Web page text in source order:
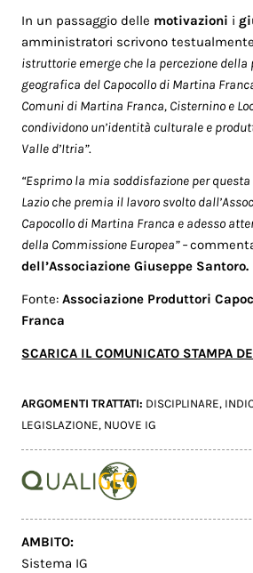
In un passaggio delle motivazioni i
amministratori scrivono
istruttorie emerge che la percezione della
geografica del Capocollo di Martina
Comuni di Martina Franca, Cisternino e
condividono un’identità culturale e
Valle d’Itria”.
“Esprimo la mia soddisfazione per questa
Lazio che premia il lavoro svolto
Capocollo di Martina Franca e adesso
della Commissione Europea” –
dell’Associazione Giuseppe Santoro.
Fonte: Associazione Produttori
Franca
SCARICA IL COMUNICATO STAMPA
ARGOMENTI TRATTATI: DISCIPLINARE,
LEGISLAZIONE, NUOVE IG
AMBITO:
Sistema IG